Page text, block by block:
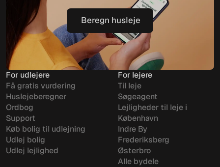
Beregn husleje
Beregn husleje
For udlejere
Få gratis vurdering
Huslejeberegner
Ordbog
Support
Køb bolig til udlejning
Udlej bolig
Udlej lejlighed
For lejere
Til leje
Søgeagent
Lejligheder til leje i
København
Indre By
Frederiksberg
Østerbro
Alle bydele